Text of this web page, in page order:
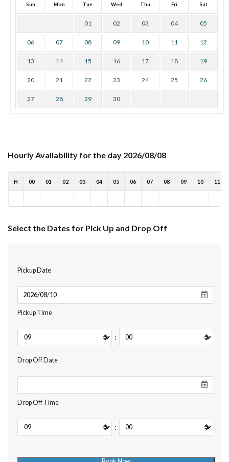
Sun Mon Tue Wed Thu Fri Sat
01 02 03 04 05
06 07 08 09 10 11 12
13 14 15 16 17 18 19
20 21 22 23 24 25 26
27 28 29 30
Hourly Availability for the day 2026/08/08
H 00 01 02 03 04 05 06 07 08 09 10 11
Select the Dates for Pick Up and Drop Off
Pickup Date
Pickup Time
:
Drop Off Date
Drop Off Time
: